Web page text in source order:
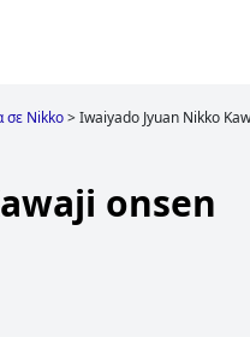
σε Nikko>Iwaiyado Jyuan Nikko
onsen